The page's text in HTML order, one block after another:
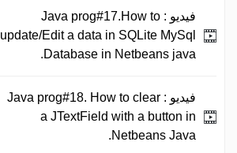
فيديو : Java prog#17.How to
update/Edit a data in SQLite MySql
Database in Netbeans java.
فيديو : Java prog#18. How to clear
a JTextField with a button in
Netbeans Java.